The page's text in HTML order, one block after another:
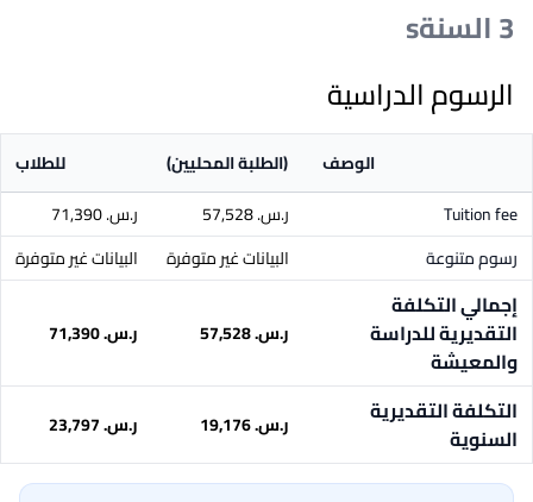
3 السنةs
الرسوم الدراسية
الوصف (الطلبة المحليين)
للطلاب
Tuition fee
ر.س.‏ 57,528
ر.س.‏ 71,390
رسوم متنوعة
البيانات غير متوفرة البيانات غير متوفرة
إجمالي التكلفة
التقديرية للدراسة
والمعيشة
ر.س.‏ 57,528 ر.س.‏ 71,390
التكلفة التقديرية
السنوية
ر.س.‏ 19,176 ر.س.‏ 23,797